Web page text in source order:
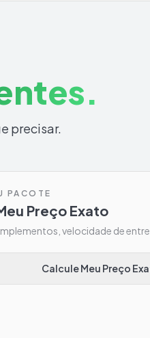
precisar.
PACOTE
Preço Exato
velocidade de
Calcule Meu Preço